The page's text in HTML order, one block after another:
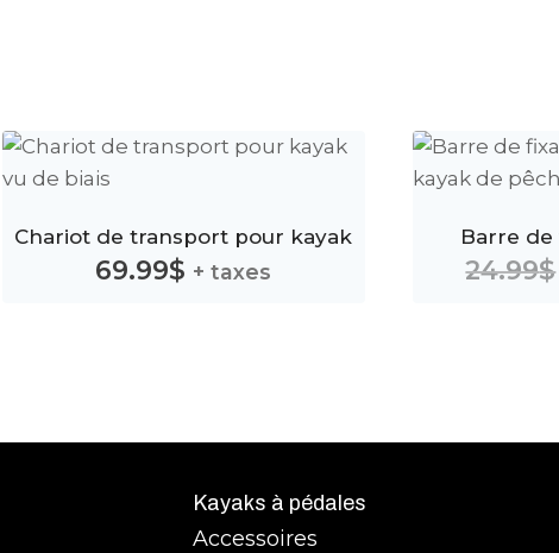
Chariot de transport pour kayak
69.99$ + taxes
Barre
24.99$
Kayaks à pédales
Accessoires